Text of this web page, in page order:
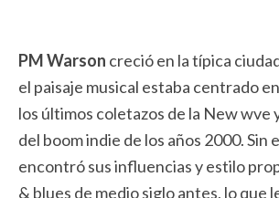
PM Warson creció en la típica
el paisaje musical estaba centrado
los últimos coletazos de la New wve
del boom indie de los años 2000. Sin
encontró sus influencias y estilo
& blues de medio siglo antes, lo que